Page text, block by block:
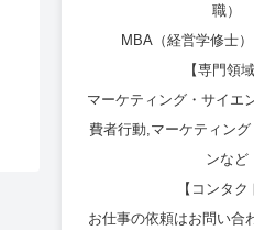
職）
MBA（経営学修士
【専門領域
マーケティング・サイエ
費者行動,マーケティング
ンなど
【コンタク
お仕事の依頼はお問い合